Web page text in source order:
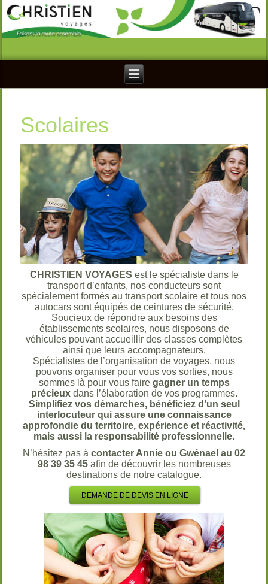
Scolaires
CHRISTIEN VOYAGES est le spécialiste dans le
transport d’enfants, nos conducteurs sont
spécialement formés au transport scolaire et tous nos
autocars sont équipés de ceintures de sécurité.
Soucieux de répondre aux besoins des
établissements scolaires, nous disposons de
véhicules pouvant accueillir des classes complètes
ainsi que leurs accompagnateurs.
Spécialistes de l’organisation de voyages, nous
pouvons organiser pour vous vos sorties, nous
sommes là pour vous faire gagner un temps
précieuxdans l’élaboration de vos programmes.
Simplifiez vos démarches, bénéficiez d’un seul
interlocuteur qui assure une connaissance
approfondie du territoire, expérience et réactivité,
mais aussi la responsabilité professionnelle.
N’hésitez pas à contacter Annie ou Gwénael au 02
98 39 35 45afin de découvrir les nombreuses
destinations de notre catalogue.
DEMANDE DE DEVIS EN LIGNE